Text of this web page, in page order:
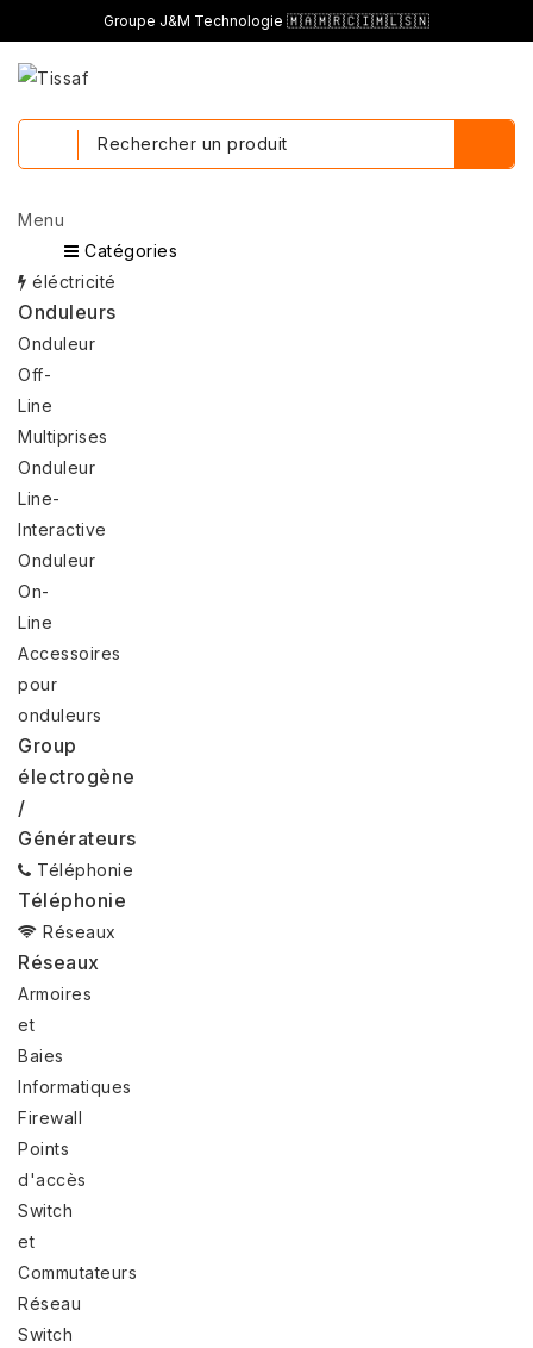
Groupe J&M Technologie 🇲🇦🇲🇷🇨🇮🇲🇱🇸🇳
Menu
Catégories
éléctricité
Onduleurs
Onduleur
Off-
Line
Multiprises
Onduleur
Line-
Interactive
Onduleur
On-
Line
Accessoires
pour
onduleurs
Group
électrogène
/
Générateurs
Téléphonie
Téléphonie
Réseaux
Réseaux
Armoires
et
Baies
Informatiques
Firewall
Points
d'accès
Switch
et
Commutateurs
Réseau
Switch